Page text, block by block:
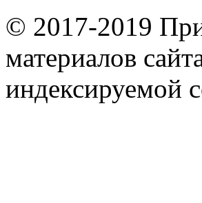
© 2017-2019
материалов
индексируемой